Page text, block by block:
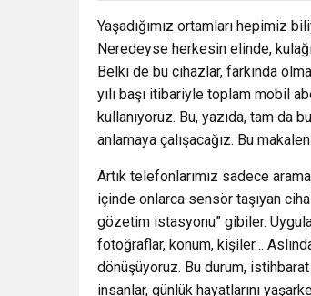
Yaşadığımız ortamları hepimiz
Neredeyse herkesin elinde,
Belki de bu cihazlar, farkında
yılı başı itibariyle toplam mobil
kullanıyoruz. Bu, yazıda, tam
anlamaya çalışacağız. Bu
Artık telefonlarımız sadece
içinde onlarca sensör taşıyan
gözetim istasyonu” gibiler.
fotoğraflar, konum, kişiler…
dönüşüyoruz. Bu durum,
insanlar, günlük hayatlarını